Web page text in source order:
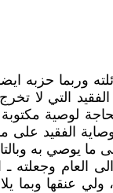
وربما حزبه
التي
لوصية
الفقيد
يوصي به
وجعلته
عنقها وبما